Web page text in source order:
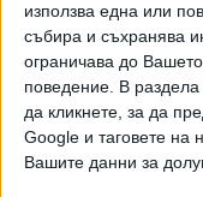
използва една или
събира и съхранява
ограничава до
поведение. В
да кликнете, за да
Google и таговете на
Вашите данни за
и Мексико за април
Дикинсън и
китаристът Рой
басистката Таня
инструменти
поредица от